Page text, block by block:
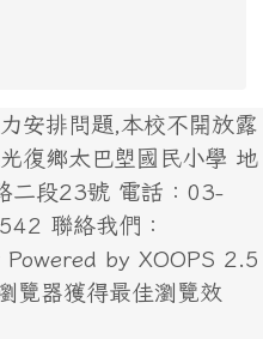
安排問題,本校不開放露
復鄉太巴塱國民小學 地
二段23號 電話：03-
聯絡我們：
by XOOPS 2.5
覽器獲得最佳瀏覽效